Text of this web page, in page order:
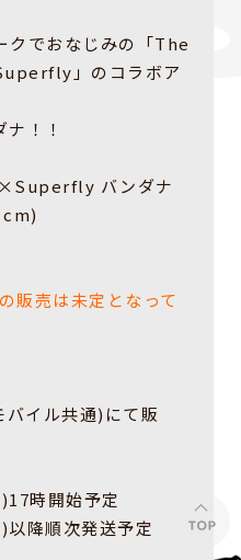
クでおなじみの「The
」のコラボア
！！
バンダナ
販売は未定となって
バイル共通)にて販
時開始予定
降順次発送予定